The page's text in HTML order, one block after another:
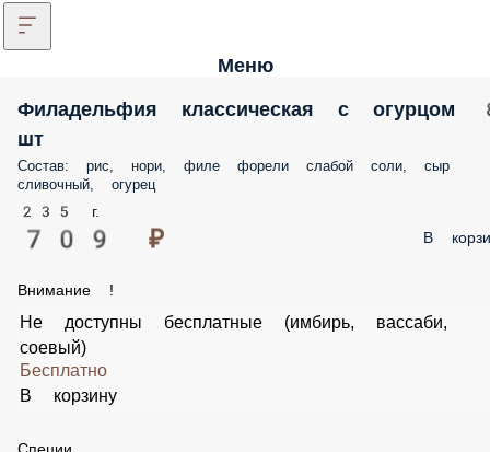
Меню
Филадельфия классическая с огурцом
шт
Состав: рис, нори, филе форели слабой соли, сыр
сливочный, огурец
235 г.
709 ₽ В
Внимание !
Не доступны бесплатные (имбирь, вассаби,
соевый)
Бесплатно
В корзину